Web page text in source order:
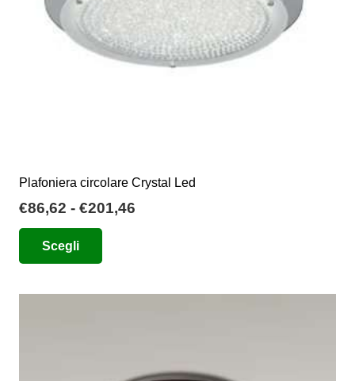
Plafoniera circolare Crystal Led
€86,62 - €201,46
Scegli
più